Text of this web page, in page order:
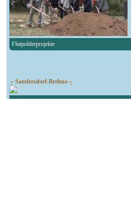
Flutpolderprojekte
┌ Sandersdorf-Brehna ┐